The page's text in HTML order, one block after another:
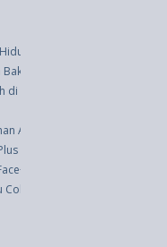
Komunal
Sapi
di dalam Oven
Atas Anggaran Pendapatan
3 Resep Menyegarkan)